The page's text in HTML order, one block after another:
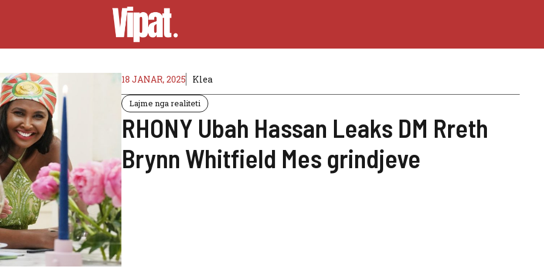
18 JANAR, 2025 Klea
Lajme nga realiteti
RHONY Ubah Hassan Leaks DM Rreth
Brynn Whitfield Mes grindjeve